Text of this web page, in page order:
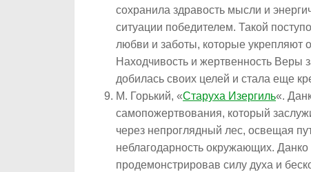
сохранила здравость мысли и
ситуации победителем. Такой
любви и заботы, которые укрепляют
Находчивость и жертвенность Веры
добилась своих целей и стала еще
М. Горький, «Старуха Изергиль«.
самопожертвования, который
через непроглядный лес, освещая
неблагодарность окружающих.
продемонстрировав силу духа и